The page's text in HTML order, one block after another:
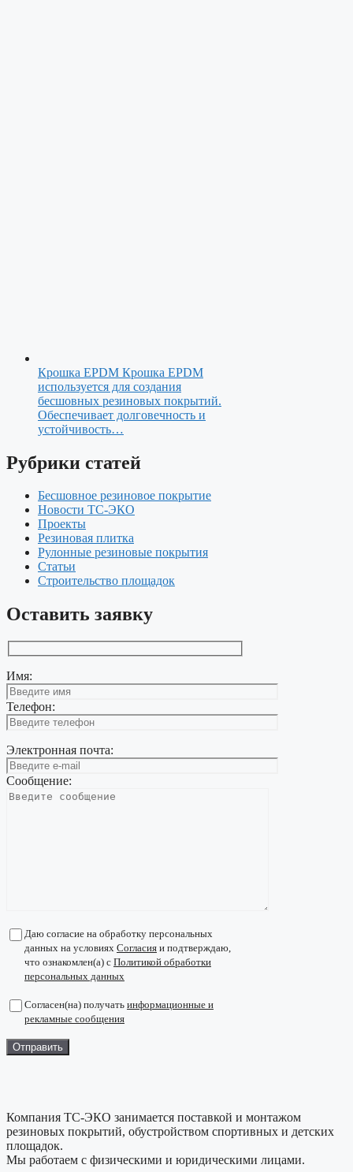
Крошка EPDM Крошка EPDM
используется для создания
бесшовных резиновых покрытий.
Обеспечивает долговечность и
устойчивость…
Рубрики статей
Бесшовное резиновое покрытие
Новости ТС-ЭКО
Проекты
Резиновая плитка
Рулонные резиновые покрытия
Статьи
Строительство площадок
Оставить заявку
Имя:
Телефон:
Электронная почта:
Сообщение:
Даю согласие на обработку персональных
данных на условиях Согласия и подтверждаю,
что ознакомлен(а) с Политикой обработки
персональных данных
Согласен(на) получать информационные и
рекламные сообщения
Компания ТС-ЭКО занимается поставкой и монтажом
резиновых покрытий, обустройством спортивных и детских
площадок.
Мы работаем с физическими и юридическими лицами.